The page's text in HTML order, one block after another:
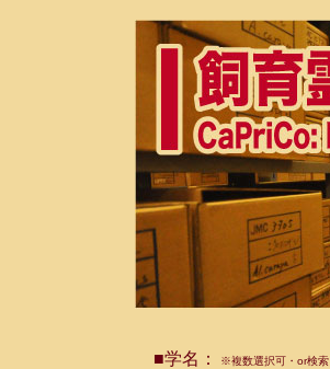
■学名： ※複数選択可・or検索